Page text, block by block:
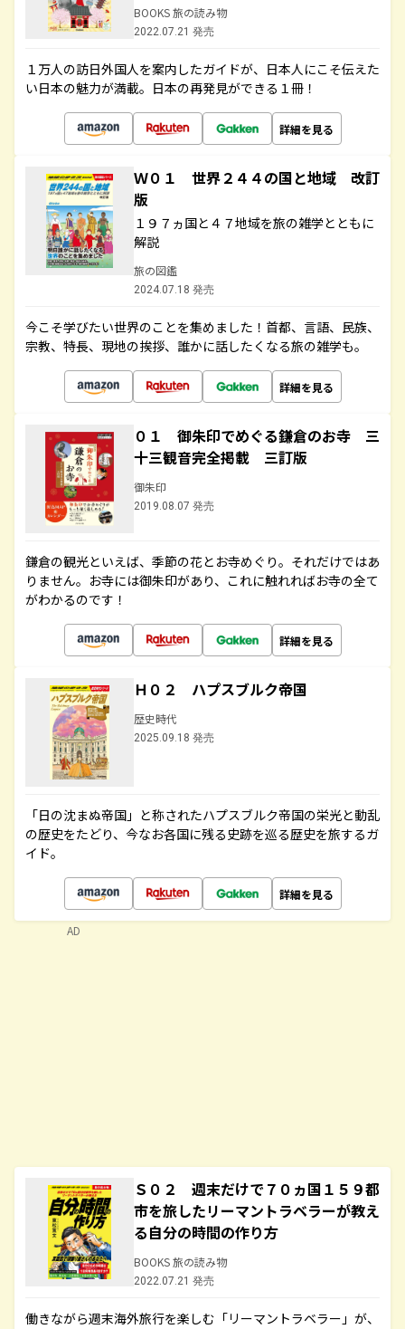
BOOKS 旅の読み物
2022.07.21 発売
１万人の訪日外国人を案内したガイドが、日本人にこそ伝えた
い日本の魅力が満載。日本の再発見ができる１冊！
詳細を見る
Ｗ０１ 世界２４４の国と地域 改訂
版
１９７ヵ国と４７地域を旅の雑学とともに
解説
旅の図鑑
2024.07.18 発売
今こそ学びたい世界のことを集めました！首都、言語、民族、
宗教、特長、現地の挨拶、誰かに話したくなる旅の雑学も。
詳細を見る
０１ 御朱印でめぐる鎌倉のお寺 三
十三観音完全掲載 三訂版
御朱印
2019.08.07 発売
鎌倉の観光といえば、季節の花とお寺めぐり。それだけではあ
りません。お寺には御朱印があり、これに触れればお寺の全て
がわかるのです！
詳細を見る
Ｈ０２ ハプスブルク帝国
歴史時代
2025.09.18 発売
「日の沈まぬ帝国」と称されたハプスブルク帝国の栄光と動乱
の歴史をたどり、今なお各国に残る史跡を巡る歴史を旅するガ
イド。
詳細を見る
Ｓ０２ 週末だけで７０ヵ国１５９都
市を旅したリーマントラベラーが教え
る自分の時間の作り方
BOOKS 旅の読み物
2022.07.21 発売
働きながら週末海外旅行を楽しむ「リーマントラベラー」が、
AD